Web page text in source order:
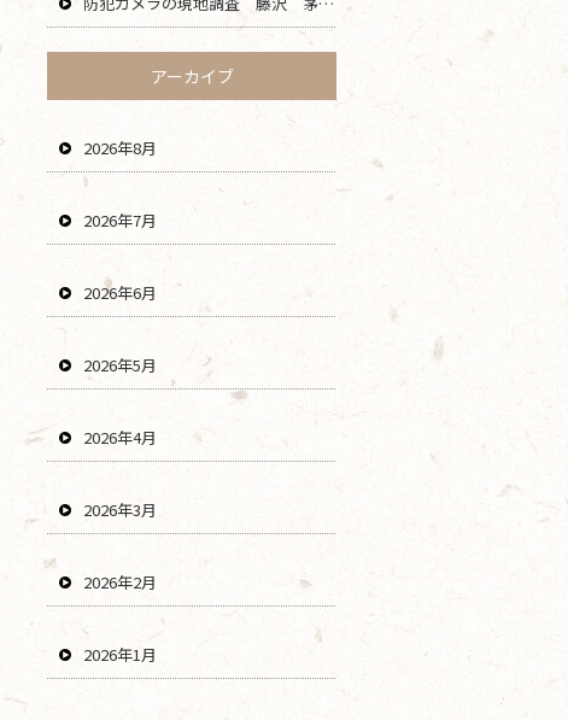
アーカイブ
2026年8月
2026年7月
2026年6月
2026年5月
2026年4月
2026年3月
2026年2月
2026年1月